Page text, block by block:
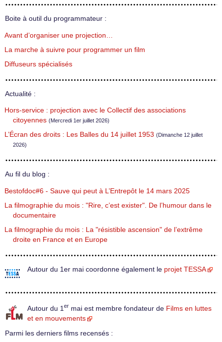
Boite à outil du programmateur :
Avant d’organiser une projection…
La marche à suivre pour programmer un film
Diffuseurs spécialisés
Actualité :
Hors-service : projection avec le Collectif des associations
citoyennes (Mercredi 1er juillet 2026)
L’Écran des droits : Les Balles du 14 juillet 1953 (Dimanche 12 juillet
2026)
Au fil du blog :
Bestofdoc#6 - Sauve qui peut à L’Entrepôt le 14 mars 2025
La filmographie du mois : "Rire, c’est exister". De l’humour dans le
documentaire
La filmographie du mois : La "résistible ascension" de l’extrême
droite en France et en Europe
Autour du 1er mai coordonne également le projet TESSA
Autour du 1 er mai est membre fondateur de Films en luttes
et en mouvements
Parmi les derniers films recensés :